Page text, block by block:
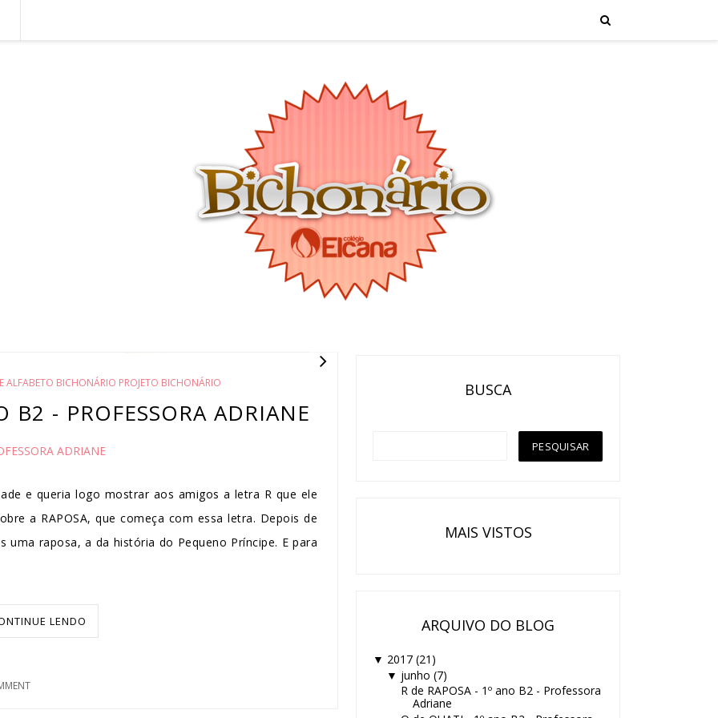
ALFABETO BICHONÁRIO PROJETO BICHONÁRIO
B2 - PROFESSORA ADRIANE
ADRIANE
e queria logo mostrar aos amigos a letra R que ele
a RAPOSA, que começa com essa letra. Depois de
raposa, a da história do Pequeno Príncipe. E para
LENDO
BUSCA
MAIS VISTOS
ARQUIVO DO BLOG
▼ 2017 (21)
▼ junho (7)
R de RAPOSA - 1º ano B2 - Professora
Adriane